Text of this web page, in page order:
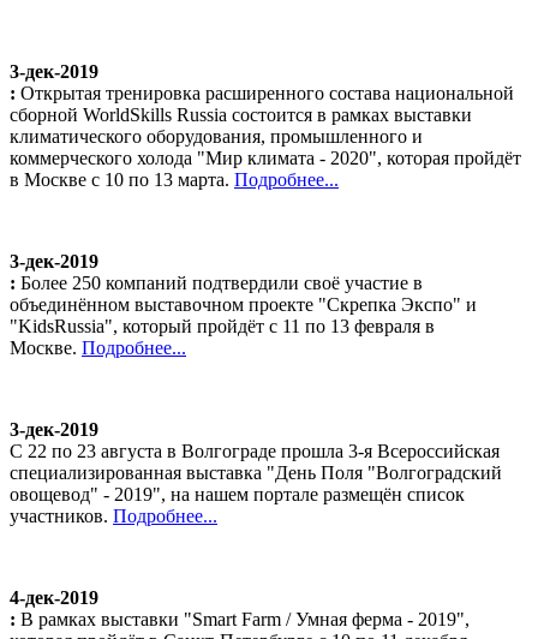
3-дек-2019
: Открытая тренировка расширенного состава национальной
сборной WorldSkills Russia состоится в рамках выставки
климатического оборудования, промышленного и
коммерческого холода "Мир климата - 2020", которая пройдёт
в Москве с 10 по 13 марта. Подробнее...
3-дек-2019
: Более 250 компаний подтвердили своё участие в
объединённом выставочном проекте "Скрепка Экспо" и
"KidsRussia", который пройдёт с 11 по 13 февраля в
Москве. Подробнее...
3-дек-2019
С 22 по 23 августа в Волгограде прошла 3-я Всероссийская
специализированная выставка "День Поля "Волгоградский
овощевод" - 2019", на нашем портале размещён список
участников. Подробнее...
4-дек-2019
: В рамках выставки "Smart Farm / Умная ферма - 2019",